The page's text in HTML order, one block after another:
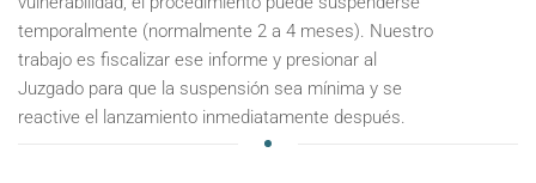
temporalmente (normalmente 2 a 4 meses). Nuestro
trabajo es fiscalizar ese informe y presionar al
Juzgado para que la suspensión sea mínima y se
reactive el lanzamiento inmediatamente después.